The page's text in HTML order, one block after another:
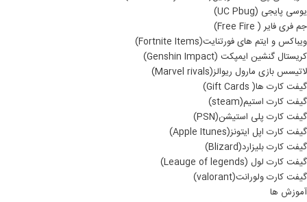
یوسی پایجی (UC Pbug)
جم فری فایر ( Free Fire)
ویباکس و ایتم های فورتنایت(Fortnite Items)
کریستال گنشین ایمپکت (Genshin Impact)
لاتیسس بازی مارول ریوالز(Marvel rivals)
گیفت کارت ها( Gift Cards)
گیفت کارت استیم(steam)
گیفت کارت پلی استیشن(PSN)
گیفت کارت اپل ایتونز(Apple Itunes)
گیفت کارت بلیزارد(Blizard)
گیفت کارت لول (Leauge of legends)
گیفت کارت ولورانت(valorant)
آموزش ها